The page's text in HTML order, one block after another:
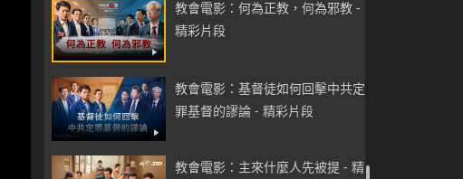
教會電影：何為正教，何為邪教 -
精彩片段
教會電影：基督徒如何回擊中共定
罪基督的謬論 - 精彩片段
教會電影：主來什麼人先被提 - 精